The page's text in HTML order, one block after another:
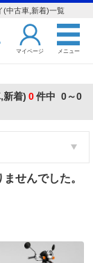
(中古車,新着)一覧
マイページ メニュー
新着) 0件中 0～0
せんでした。